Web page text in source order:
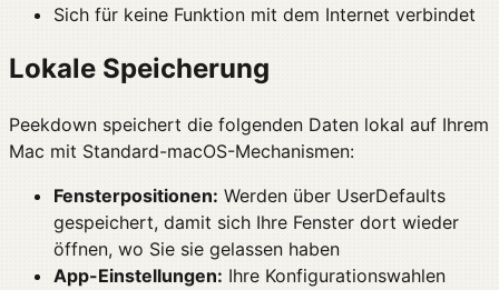
Sich für keine Funktion mit dem Internet verbindet
Lokale Speicherung
Peekdown speichert die folgenden Daten lokal auf Ihrem
Mac mit Standard-macOS-Mechanismen:
Fensterpositionen: Werden über UserDefaults
gespeichert, damit sich Ihre Fenster dort wieder
öffnen, wo Sie sie gelassen haben
App-Einstellungen: Ihre Konfigurationswahlen